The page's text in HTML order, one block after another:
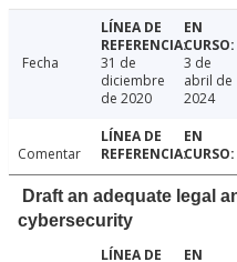
Fecha
31 de
diciembre
de 2020
3 de
abril de
2024
Comentar
Draft an adequate legal
cybersecurity